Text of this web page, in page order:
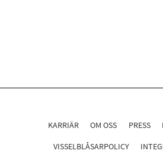
KARRIÄR OM OSS PRESS
VISSELBLÅSARPOLICY